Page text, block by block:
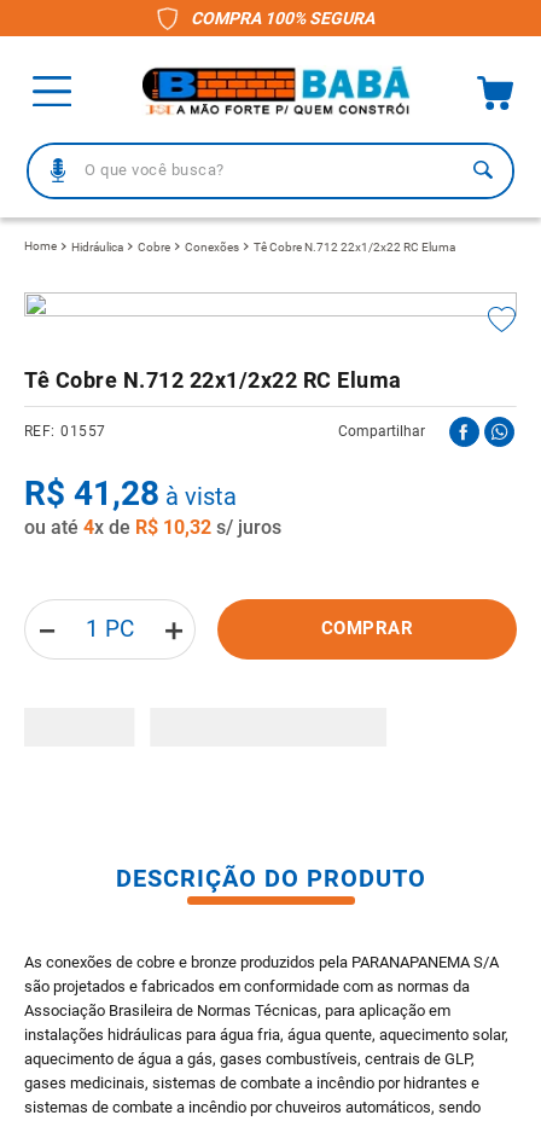
COMPRA 100% SEGURA
O que você busca?
Hidráulica Cobre Conexões Tê Cobre N.712 22x1/2x22 RC Eluma
Tê Cobre N.712 22x1/2x22 RC Eluma
01557 Compartilhar
R$ 41 ,28 à vista
ou até 4x de R$ 10,32 s/ juros
＋
－ COMPRAR
DESCRIÇÃO DO PRODUTO
As conexões de cobre e bronze produzidos pela PARANAPANEMA S/A
são projetados e fabricados em conformidade com as normas da
Associação Brasileira de Normas Técnicas, para aplicação em
instalações hidráulicas para água fria, água quente, aquecimento solar,
aquecimento de água a gás, gases combustíveis, centrais de GLP,
gases medicinais, sistemas de combate a incêndio por hidrantes e
sistemas de combate a incêndio por chuveiros automáticos, sendo
2º porcelanato
5 º revestimento
6º gabinete banheiro
7º telha fibrocimento
vaso sanitario caixa acoplada